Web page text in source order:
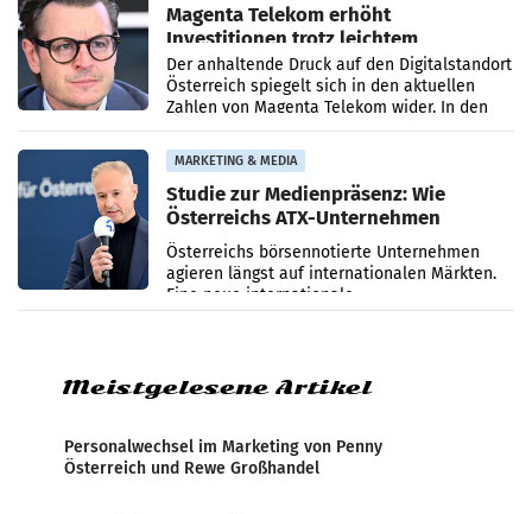
Magenta Telekom erhöht
Investitionen trotz leichtem
Umsatzrückgang
Der anhaltende Druck auf den Digitalstandort
Österreich spiegelt sich in den aktuellen
Zahlen von Magenta Telekom wider. In den
ersten sechs Monaten des laufenden Jahres
verzeichnete
MARKETING & MEDIA
Studie zur Medienpräsenz: Wie
Österreichs ATX-Unternehmen
international wahrgenommen
werden
Österreichs börsennotierte Unternehmen
agieren längst auf internationalen Märkten.
Eine neue internationale
Medienresonanzanalyse untersucht die
Meistgelesene Artikel
Personalwechsel im Marketing von Penny
Österreich und Rewe Großhandel